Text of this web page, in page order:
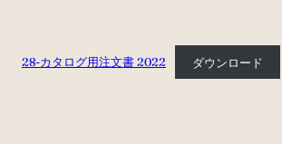
28-カタログ用注文書 2022 ダウンロード